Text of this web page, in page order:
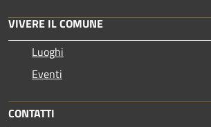
VIVERE IL COMUNE
Luoghi
Eventi
CONTATTI